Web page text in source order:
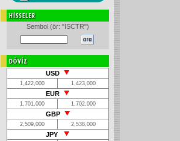
Sembol (ör: "ISCTR")
USD
1,422,000 1,423,000
EUR
1,701,000 1,702,000
GBP
2,509,000 2,538,000
JPY